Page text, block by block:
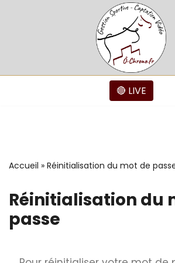
🔴 LIVE
Accueil » Réinitialisation du mot de
Réinitialisation du
passe